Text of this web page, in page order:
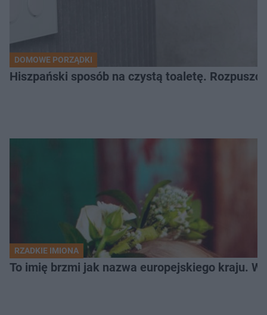
DOMOWE PORZĄDKI
Hiszpański sposób na czystą toaletę.
RZADKIE IMIONA
To imię brzmi jak nazwa europejskiego kraju.